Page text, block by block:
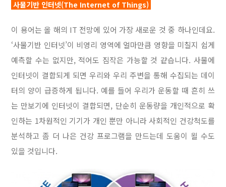
사물기반 인터넷(The Internet of Things)
이 용어는 올 해의 IT 전망에 있어 가장 새로운 것 중 하나인데요.
‘사물기반 인터넷’이 비영리 영역에 얼마만큼 영향을 미칠지 쉽게
예측할 수는 없지만, 적어도 짐작은 가능할 것 같습니다. 사물에
인터넷이 결합되게 되면 우리와 우리 주변을 통해 수집되는 데이
터의 양이 급증하게 됩니다. 예를 들어 우리가 운동할 때 흔히 쓰
는 만보기에 인터넷이 결합되면, 단순히 운동량을 개인적으로 확
인하는 1차원적인 기기가 개인 뿐만 아니라 사회적인 건강척도를
분석하고 좀 더 나은 건강 프로그램을 만드는데 도움이 욀 수도
있을 것입니다.